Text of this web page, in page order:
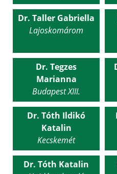
Dr. Taller Gabriella
Lajoskomárom
Dr. Tegzes
Marianna
Budapest XIII.
Dr. Tóth Ildikó
Katalin
Kecskemét
Dr. Tóth Katalin